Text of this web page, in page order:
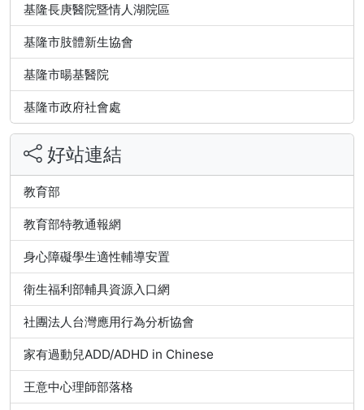
基隆長庚醫院暨情人湖院區
基隆市肢體新生協會
基隆市暘基醫院
基隆市政府社會處
好站連結
教育部
教育部特教通報網
身心障礙學生適性輔導安置
衛生福利部輔具資源入口網
社團法人台灣應用行為分析協會
家有過動兒ADD/ADHD in Chinese
王意中心理師部落格